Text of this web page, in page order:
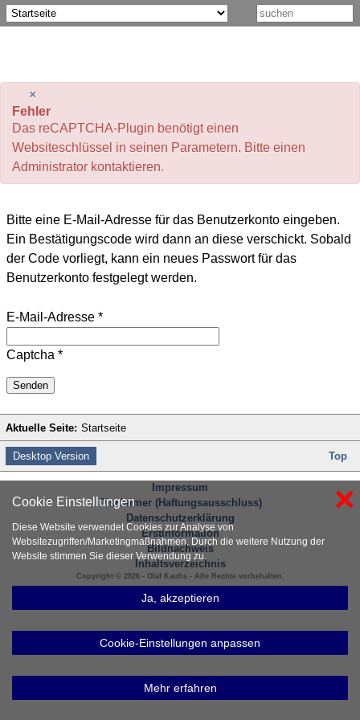
×
Fehler
Das reCAPTCHA-Plugin benötigt einen
Websiteschlüssel in seinen Parametern. Bitte einen
Administrator kontaktieren.
Bitte eine E-Mail-Adresse für das Benutzerkonto eingeben.
Ein Bestätigungscode wird dann an diese verschickt. Sobald
der Code vorliegt, kann ein neues Passwort für das
Benutzerkonto festgelegt werden.
E-Mail-Adresse *
Captcha *
Senden
Aktuelle Seite: Startseite
Desktop Version Top
Impressum
Disclaimer (Haftungsausschluss)
Datenschutzerklärung
Erstinformation
Bildnachweis
Inhaltsverzeichnis
×
Cookie Einstellungen
Diese Website verwendet Cookies zur Analyse von
Websitezugriffen/Marketingmaßnahmen. Durch die weitere Nutzung der
Website stimmen Sie dieser Verwendung zu.
Ja, akzeptieren
Cookie-Einstellungen anpassen
Mehr erfahren
Copyright © 2026 - Olaf Kauhs - Alle Rechte vorbehalten.